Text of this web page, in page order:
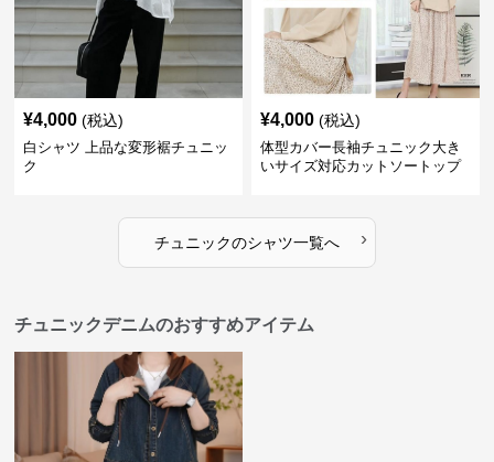
¥4,000 (税込)
白シャツ 上品な変形裾チュニッ
ク
¥4,000 (税込)
体型カバー長袖チュニック大き
いサイズ対応カットソートップ
チュニックのシャツ一覧へ ›
チュニックデニムのおすすめアイテム